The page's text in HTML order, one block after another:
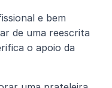
e bem
de uma reescrita
o apoio da